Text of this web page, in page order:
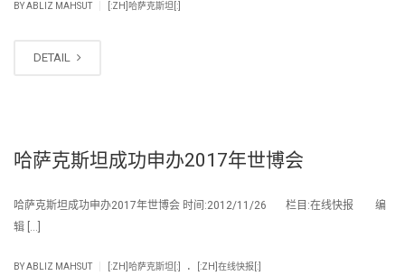
BYABLIZ MAHSUT [:ZH]哈萨克斯坦[:]
DETAIL
哈萨克斯坦成功申办2017年世博会
哈萨克斯坦成功申办2017年世博会 时间:2012/11/26 栏目:在线快报 编
辑 […]
BYABLIZ MAHSUT [:ZH]哈萨克斯坦[:] . [:ZH]在线快报[:]